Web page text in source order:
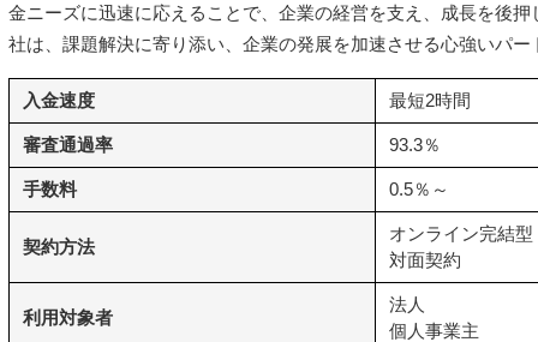
金ニーズに迅速に応えることで、企業の経営を支え、成長を後
社は、課題解決に寄り添い、企業の発展を加速させる心強いパー
入金速度 最短2時間
審査通過率 93.3％
手数料 0.5％～
契約方法
オンライン完結型
対面契約
利用対象者
法人
個人事業主